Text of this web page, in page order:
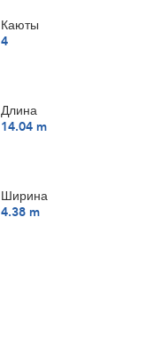
Каюты
4
Длина
14.04 m
Ширина
4.38 m